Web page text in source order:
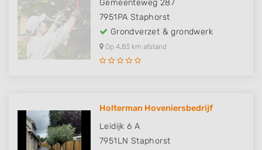
Gemeenteweg 287
7951PA Staphorst
Grondverzet & grondwerk
Op 4,83 km afstand
Holterman Hoveniersbedrijf
Leidijk 6 A
7951LN Staphorst